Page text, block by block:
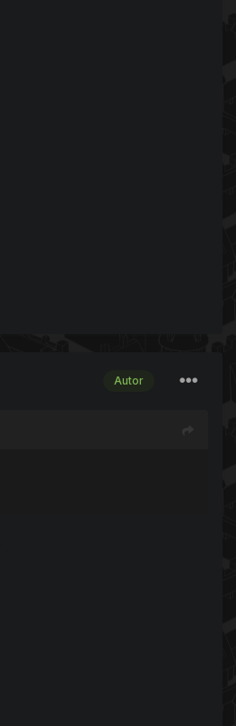
Autor